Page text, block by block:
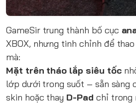
GameSir trung thành bố cục
XBOX, nhưng tinh chỉnh để
mà:
Mặt trên tháo lắp siêu tốc
lớp dưới trong suốt – sẵn sàng
skin hoặc thay D-Pad chỉ trong